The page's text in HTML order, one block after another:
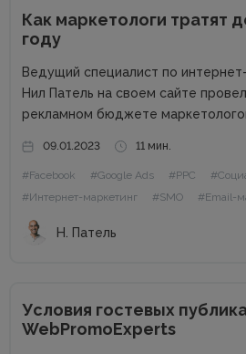
Как маркетологи тратят
году
Ведущий специалист по
Нил Патель на своем сайте
рекламном бюджете
подвешенном состоянии из-за
инфляции, войны, роста
факторов,...
09.01.2023 11 мин.
#Facebook #Google Ads #PPC
#Интернет-маркетинг
#SMO #Email-
Н. Патель
Условия гостевых
WebPromoExperts